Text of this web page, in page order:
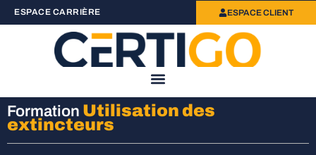
ESPACE CARRIÈRE ESPACE CLIENT
Formation Utilisation des
extincteurs